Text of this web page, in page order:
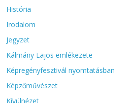
História
Irodalom
Jegyzet
Kálmány Lajos emlékezete
Képregényfesztivál nyomtatásban
Képzőművészet
Kívülnézet